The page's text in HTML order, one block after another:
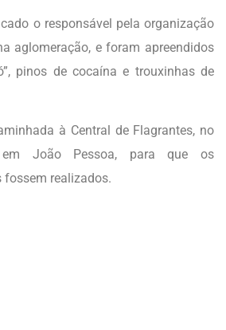
o responsável pela organização
aglomeração, e foram apreendidos
pinos de cocaína e trouxinhas de
à Central de Flagrantes, no
João Pessoa, para que os
fossem realizados.